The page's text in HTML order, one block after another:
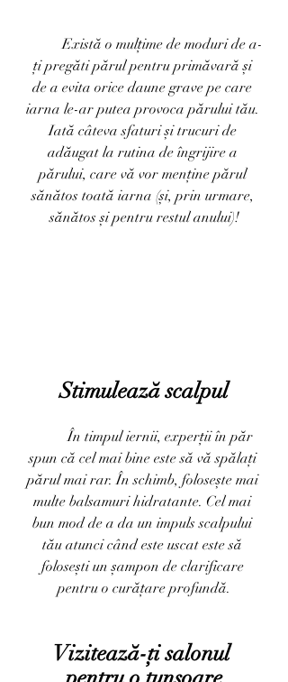
	Există o mulțime de moduri de a-
ți pregăti părul pentru primăvară și
de a evita orice daune grave pe care
iarna le-ar putea provoca părului tău.
Iată câteva sfaturi și trucuri de
adăugat la rutina de îngrijire a
părului, care vă vor menține părul
sănătos toată iarna (și, prin urmare,
sănătos și pentru restul anului)!
Stimulează scalpul
	În timpul iernii, experții în păr
spun că cel mai bine este să vă spălați
părul mai rar. În schimb, folosește mai
multe balsamuri hidratante. Cel mai
bun mod de a da un impuls scalpului
tău atunci când este uscat este să
folosești un șampon de clarificare
pentru o curățare profundă.
Vizitează-ți salonul